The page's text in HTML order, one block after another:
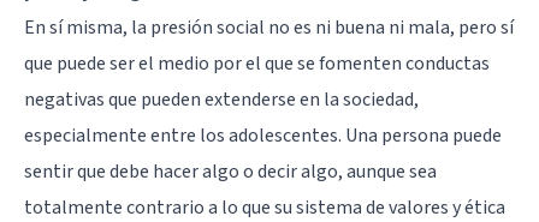
En sí misma, la presión social no es ni buena ni mala, pero sí
que puede ser el medio por el que se fomenten conductas
negativas que pueden extenderse en la sociedad,
especialmente entre los adolescentes. Una persona puede
sentir que debe hacer algo o decir algo, aunque sea
totalmente contrario a lo que su sistema de valores y ética